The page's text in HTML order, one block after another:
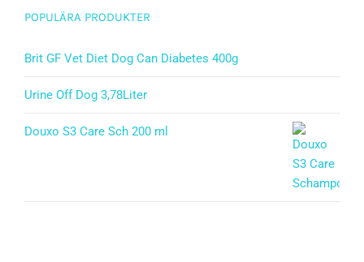
POPULÄRA PRODUKTER
Brit GF Vet Diet Dog Can Diabetes 400g
Urine Off Dog 3,78Liter
Douxo S3 Care Sch 200 ml